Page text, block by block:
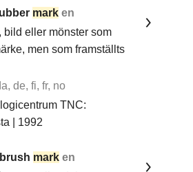
mark en
bild eller mönster som
men som framställts
de, fi, fr, no
TNC:
| 1992
brush mark en